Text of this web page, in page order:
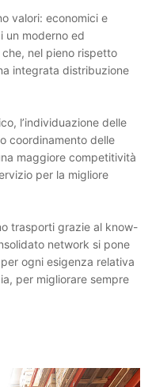
valori: economici e
un moderno ed
nel pieno rispetto
integrata distribuzione
l’individuazione delle
coordinamento delle
maggiore competitività
per la migliore
trasporti grazie al know-
network si pone
ogni esigenza relativa
per migliorare sempre